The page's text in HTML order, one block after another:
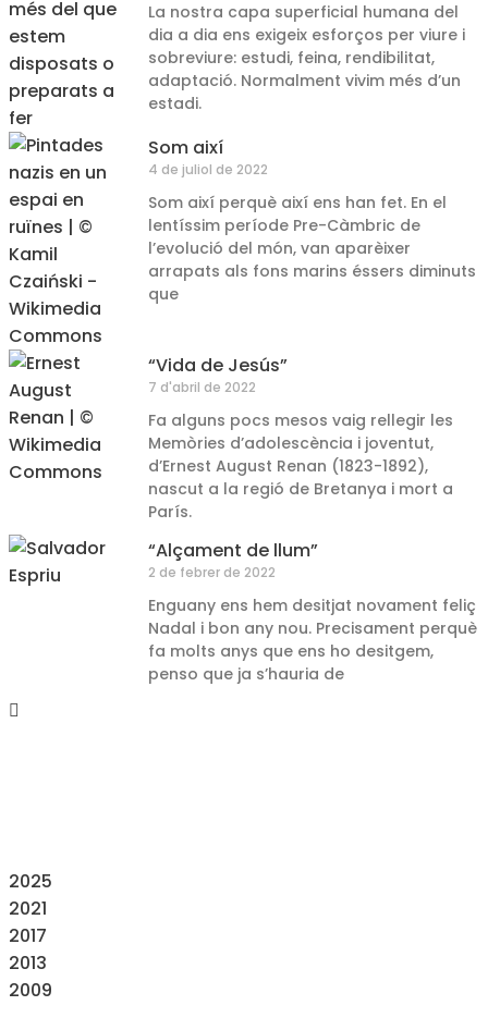
La nostra capa superficial humana del
dia a dia ens exigeix esforços per viure i
sobreviure: estudi, feina, rendibilitat,
adaptació. Normalment vivim més d’un
estadi.
Som així
4 de juliol de 2022
Som així perquè així ens han fet. En el
lentíssim període Pre-Càmbric de
l’evolució del món, van aparèixer
arrapats als fons marins éssers diminuts
que
“Vida de Jesús”
7 d'abril de 2022
Fa alguns pocs mesos vaig rellegir les
Memòries d’adolescència i joventut,
d’Ernest August Renan (1823-1892),
nascut a la regió de Bretanya i mort a
París.
“Alçament de llum”
2 de febrer de 2022
Enguany ens hem desitjat novament feliç
Nadal i bon any nou. Precisament perquè
fa molts anys que ens ho desitgem,
penso que ja s’hauria de
2025
2021
2017
2013
2009